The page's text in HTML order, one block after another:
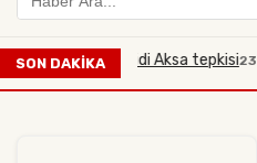
SON DAKİKA
Mescidi Aksa tepkisi23.07.2026